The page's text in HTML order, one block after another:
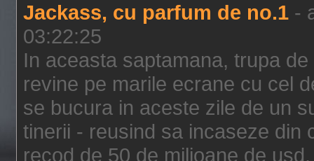
Jackass, cu parfum de no.1 -
03:22:25
In aceasta saptamana, trupa
revine pe marile ecrane cu cel
se bucura in aceste zile de un
tinerii - reusind sa incaseze din
recod de 50 de milioane de